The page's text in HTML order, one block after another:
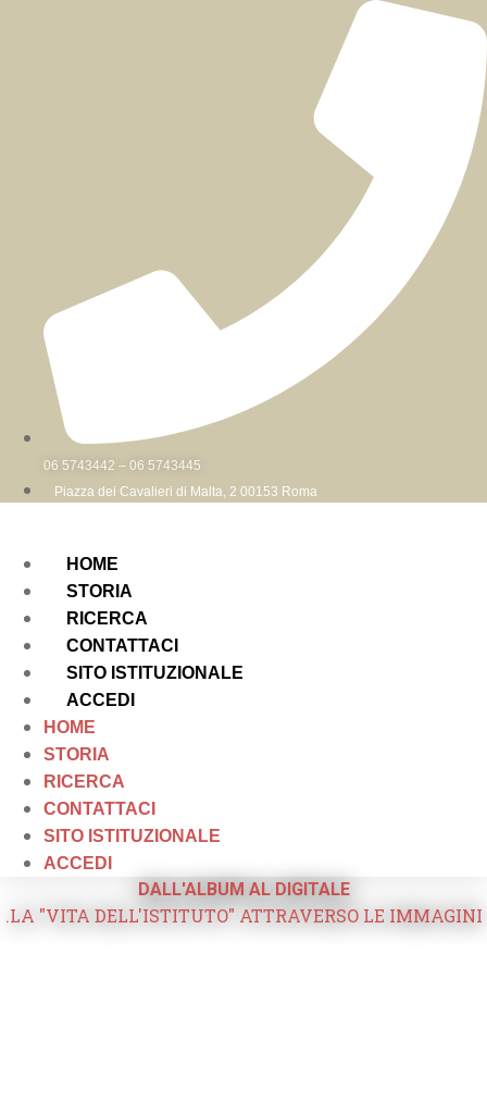
06 5743442 – 06 5743445
Piazza dei Cavalieri di Malta, 2 00153 Roma
HOME
STORIA
RICERCA
CONTATTACI
SITO ISTITUZIONALE
ACCEDI
HOME
STORIA
RICERCA
CONTATTACI
SITO ISTITUZIONALE
ACCEDI
DALL'ALBUM AL DIGITALE
.LA "VITA DELL'ISTITUTO" ATTRAVERSO LE IMMAGINI